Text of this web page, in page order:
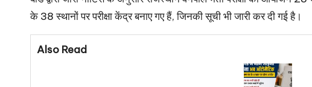
के 38 स्थानों पर परीक्षा केंद्र बनाए गए हैं, जिनकी सूची भी जारी कर दी गई है।
Also Read